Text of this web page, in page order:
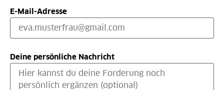
E-Mail-Adresse
Deine persönliche Nachricht